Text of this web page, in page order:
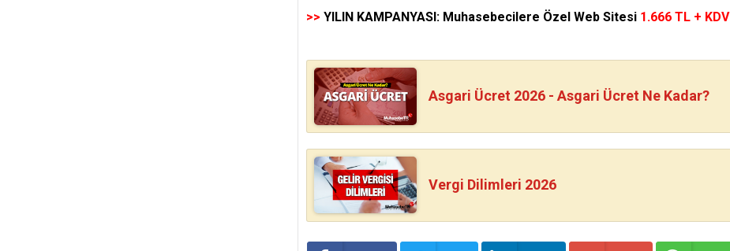
>> YILIN KAMPANYASI: Muhasebecilere Özel Web Sitesi 1.666 TL + KDV
Asgari Ücret 2026 - Asgari Ücret Ne Kadar?
Vergi Dilimleri 2026